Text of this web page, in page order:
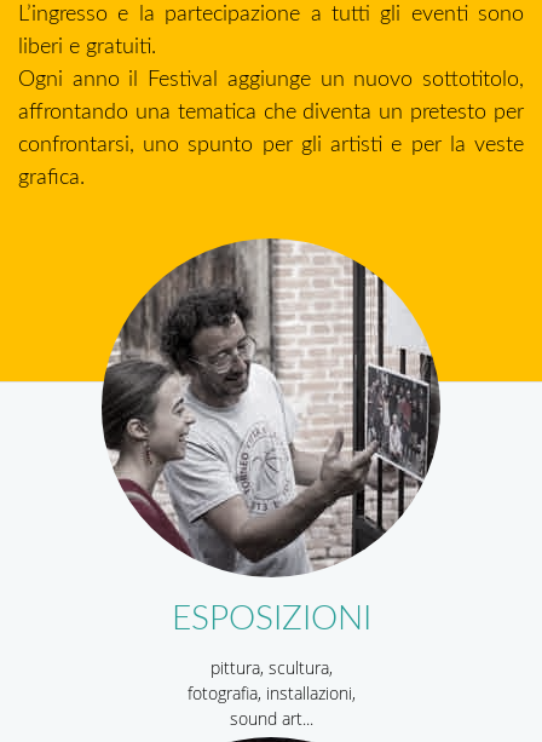
L’ingresso e la partecipazione a tutti gli eventi sono
liberi e gratuiti.
Ogni anno il Festival aggiunge un nuovo sottotitolo,
affrontando una tematica che diventa un pretesto per
confrontarsi, uno spunto per gli artisti e per la veste
grafica.
ESPOSIZIONI
pittura, scultura,
fotografia, installazioni,
sound art...